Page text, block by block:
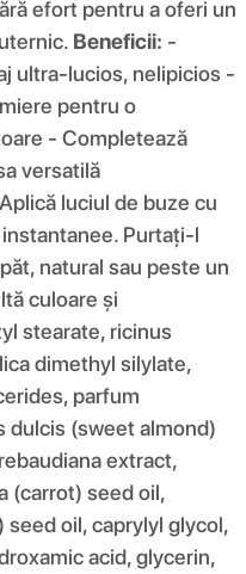
efort pentru a oferi un
Beneficii: -
ultra-lucios, nelipicios -
pentru o
- Completează
versatilă
Aplică luciul de buze cu
Purtați-l
natural sau peste un
culoare și
stearate, ricinus
dimethyl silylate,
parfum
dulcis (sweet almond)
extract,
(carrot) seed oil,
oil, caprylyl glycol,
acid, glycerin,